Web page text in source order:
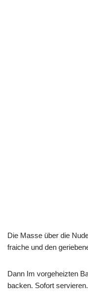
Die Masse über die
fraiche und den
Dann Im vorgeheizten
backen. Sofort servieren.